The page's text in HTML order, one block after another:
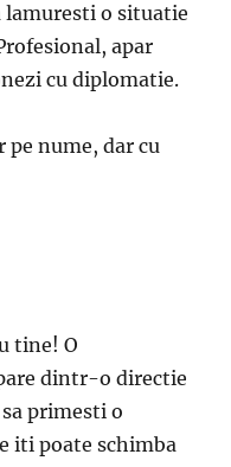
lamuresti o situatie
apar
cu diplomatie.
pe nume, dar cu
tine! O
dintr-o directie
primesti o
iti poate schimba